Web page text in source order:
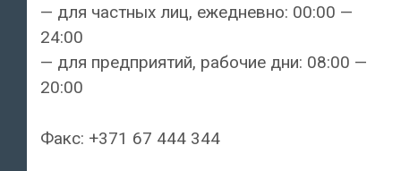
— для частных лиц, ежедневно: 00:00 —
24:00
— для предприятий, рабочие дни: 08:00 —
20:00
Факс: +371 67 444 344